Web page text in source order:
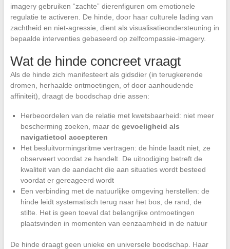
imagery gebruiken “zachte” dierenfiguren om emotionele
regulatie te activeren. De hinde, door haar culturele lading van
zachtheid en niet-agressie, dient als visualisatieondersteuning in
bepaalde interventies gebaseerd op zelfcompassie-imagery.
Wat de hinde concreet vraagt
Als de hinde zich manifesteert als gidsdier (in terugkerende
dromen, herhaalde ontmoetingen, of door aanhoudende
affiniteit), draagt de boodschap drie assen:
Herbeoordelen van de relatie met kwetsbaarheid: niet meer
bescherming zoeken, maar de gevoeligheid als
navigatietool accepteren
Het besluitvormingsritme vertragen: de hinde laadt niet, ze
observeert voordat ze handelt. De uitnodiging betreft de
kwaliteit van de aandacht die aan situaties wordt besteed
voordat er gereageerd wordt
Een verbinding met de natuurlijke omgeving herstellen: de
hinde leidt systematisch terug naar het bos, de rand, de
stilte. Het is geen toeval dat belangrijke ontmoetingen
plaatsvinden in momenten van eenzaamheid in de natuur
De hinde draagt geen unieke en universele boodschap. Haar